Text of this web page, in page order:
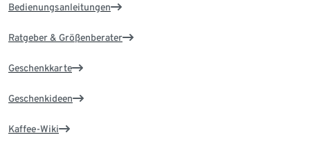
Bedienungsanleitungen
Ratgeber & Größenberater
Geschenkkarte
Geschenkideen
Kaffee-Wiki